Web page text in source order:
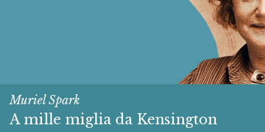
Muriel Spark
A mille miglia da Kensington